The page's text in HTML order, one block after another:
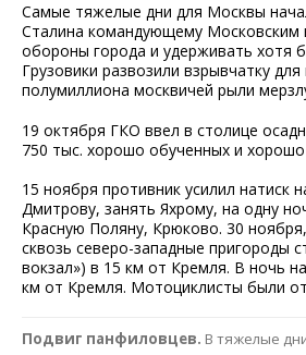
Самые тяжелые дни для Москвы
Сталина командующему Московским
обороны города и удерживать хотя
Грузовики развозили взрывчатку
полумиллиона москвичей рыли
19 октября ГКО ввел в столице
750 тыс. хорошо обученных и
15 ноября противник усилил натиск
Дмитрову, занять Яхрому, на одну
Красную Поляну, Крюково. 30
сквозь северо-западные пригороды
вокзал») в 15 км от Кремля. В ночь
км от Кремля. Мотоциклисты были
Подвиг панфиловцев. В тяжелые